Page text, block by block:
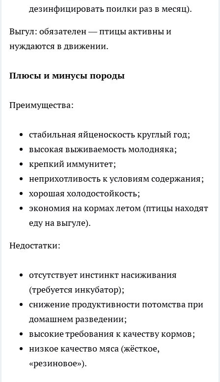
дезинфицировать поилки раз в месяц).
Выгул: обязателен — птицы активны и
нуждаются в движении.
Плюсы и минусы породы
Преимущества:
стабильная яйценоскость круглый год;
высокая выживаемость молодняка;
крепкий иммунитет;
неприхотливость к условиям содержания;
хорошая холодостойкость;
экономия на кормах летом (птицы находят
еду на выгуле).
Недостатки:
отсутствует инстинкт насиживания
(требуется инкубатор);
снижение продуктивности потомства при
домашнем разведении;
высокие требования к качеству кормов;
низкое качество мяса (жёсткое,
«резиновое»).